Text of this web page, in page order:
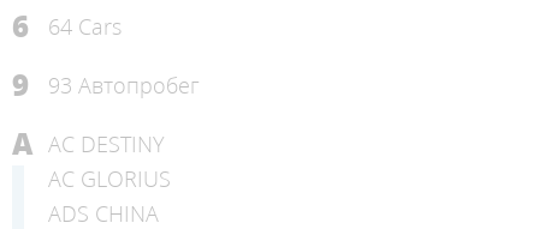
6 64 Cars
9 93 Автопробег
A AC DESTINY
AC GLORIUS
ADS CHINA